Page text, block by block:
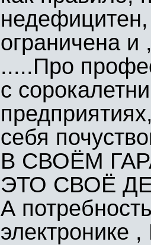
ограничена
.....Про
с
себя
В СВОЁМ
ЭТО СВОЁ
А
электронике